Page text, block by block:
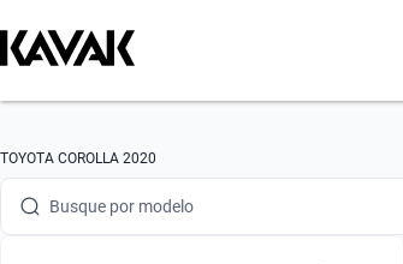
TOYOTA COROLLA 2020
Busque por marca
Busque por modelo